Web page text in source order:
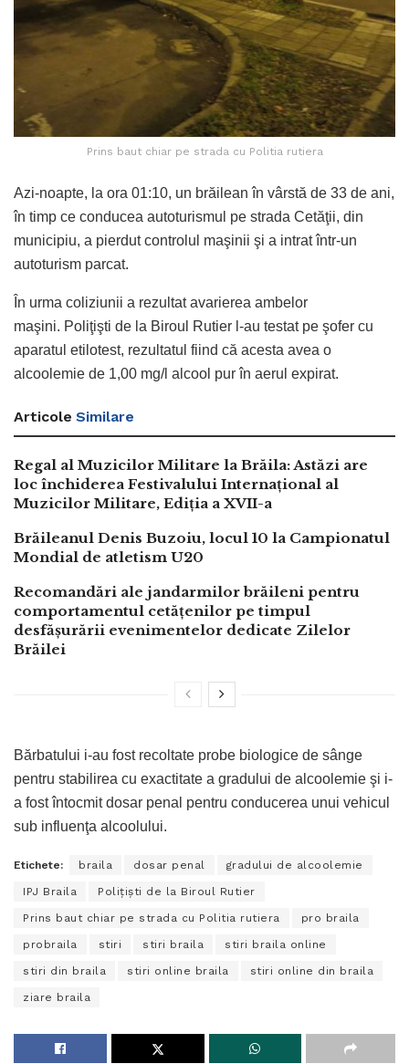
Prins baut chiar pe strada cu Politia rutiera
Azi-noapte, la ora 01:10, un brăilean în vârstă de 33 de ani,
în timp ce conducea autoturismul pe strada Cetăţii, din
municipiu, a pierdut controlul maşinii şi a intrat într-un
autoturism parcat.
În urma coliziunii a rezultat avarierea ambelor
maşini. Poliţişti de la Biroul Rutier l-au testat pe şofer cu
aparatul etilotest, rezultatul fiind că acesta avea o
alcoolemie de 1,00 mg/l alcool pur în aerul expirat.
Articole Similare
Regal al Muzicilor Militare la Brăila: Astăzi are
loc închiderea Festivalului Internațional al
Muzicilor Militare, Ediția a XVII-a
Brăileanul Denis Buzoiu, locul 10 la Campionatul
Mondial de atletism U20
Recomandări ale jandarmilor brăileni pentru
comportamentul cetățenilor pe timpul
desfășurării evenimentelor dedicate Zilelor
Brăilei
Bărbatului i-au fost recoltate probe biologice de sânge
pentru stabilirea cu exactitate a gradului de alcoolemie şi i-
a fost întocmit dosar penal pentru conducerea unui vehicul
sub influenţa alcoolului.
Etichete: braila dosar penal gradului de alcoolemie
IPJ Braila Poliţişti de la Biroul Rutier
Prins baut chiar pe strada cu Politia rutiera pro braila
probraila stiri stiri braila stiri braila online
stiri din braila stiri online braila stiri online din braila
ziare braila